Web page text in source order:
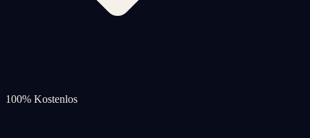
100% Kostenlos